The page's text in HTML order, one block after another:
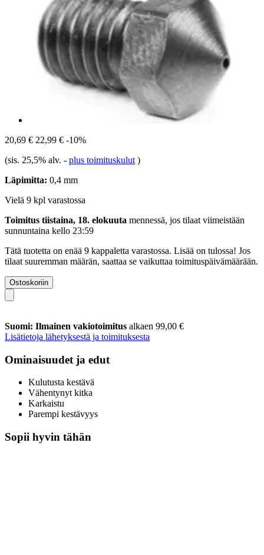
20,69 € 22,99 € -10%
(sis. 25,5% alv. - plus toimituskulut )
Läpimitta: 0,4 mm
Vielä 9 kpl varastossa
Toimitus tiistaina, 18. elokuuta mennessä, jos tilaat viimeistään
sunnuntaina kello 23:59
Tätä tuotetta on enää 9 kappaletta varastossa. Lisää on tulossa! Jos
tilaat suuremman määrän, saattaa se vaikuttaa toimituspäivämäärään.
Ostoskoriin
Suomi: Ilmainen vakiotoimitus alkaen 99,00 €
Lisätietoja lähetyksestä ja toimituksesta
Ominaisuudet ja edut
Kulutusta kestävä
Vähentynyt kitka
Karkaistu
Parempi kestävyys
Sopii hyvin tähän